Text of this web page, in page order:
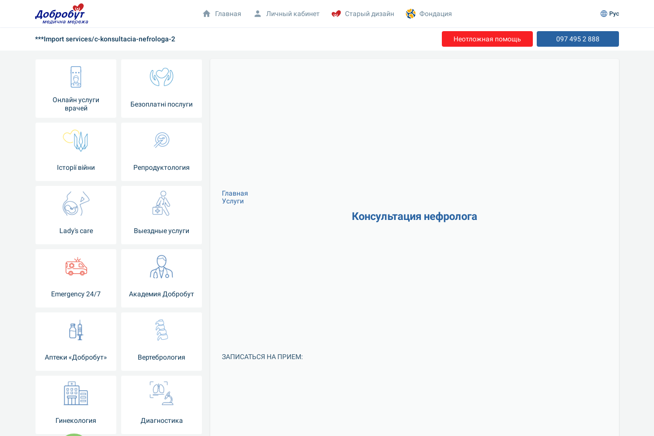
***Import services/c-konsultacia-nefrologa-2 Неотложная помощь 097 495 2 888
Онлайн услуги
врачей
Безоплатні послуги
Iсторії війни Репродуктология
Lady's care Выездные услуги
Emergency 24/7 Академия Добробут
Аптеки «Добробут» Вертебрология
Гинекология Диагностика
Главная
Услуги
Консультация нефролога
ЗАПИСАТЬСЯ НА ПРИЕМ:
Главная Личный кабинет Старый дизайн Фондация Рус